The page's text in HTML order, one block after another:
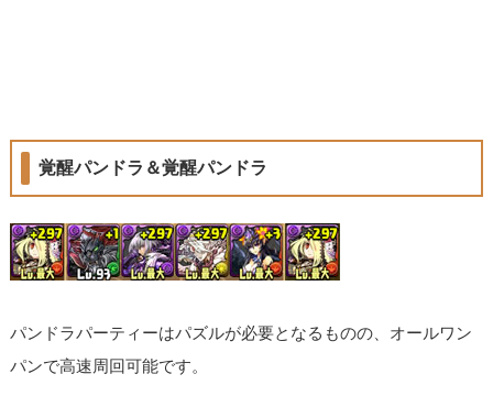
覚醒パンドラ＆覚醒パンドラ
パンドラパーティーはパズルが必要となるものの、オールワン
パンで高速周回可能です。